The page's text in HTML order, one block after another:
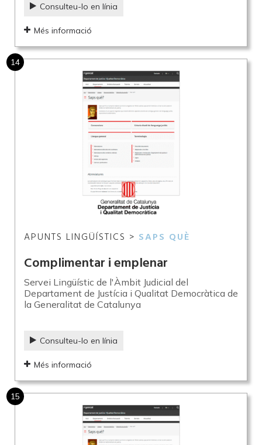
Consulteu-lo en línia
Més informació
14
APUNTS LINGÜÍSTICS > SAPS QUÈ
Complimentar i emplenar
Servei Lingüístic de l'Àmbit Judicial del
Departament de Justícia i Qualitat Democràtica de
la Generalitat de Catalunya
Consulteu-lo en línia
Més informació
15